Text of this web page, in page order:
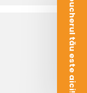
Voucherul tău este aici!